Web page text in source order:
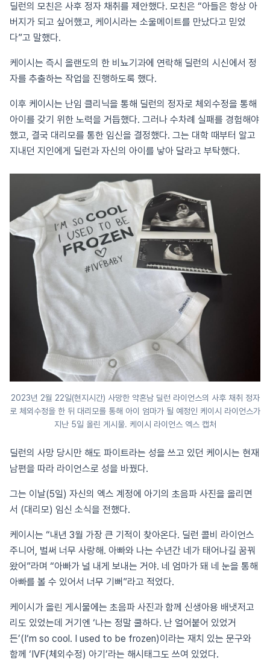
딜런의 모친은 사후 정자 채취를 제안했다. 모친은 “아들은 항상 아
버지가 되고 싶어했고, 케이시라는 소울메이트를 만났다고 믿었
다”고 말했다.
케이시는 즉시 올랜도의 한 비뇨기과에 연락해 딜런의 시신에서 정
자를 추출하는 작업을 진행하도록 했다.
이후 케이시는 난임 클리닉을 통해 딜런의 정자로 체외수정을 통해
아이를 갖기 위한 노력을 거듭했다. 그러나 수차례 실패를 경험해야
했고, 결국 대리모를 통한 임신을 결정했다. 그는 대학 때부터 알고
지내던 지인에게 딜런과 자신의 아이를 낳아 달라고 부탁했다.
2023년 2월 22일(현지시간) 사망한 약혼남 딜런 라이언스의 사후 채취 정자
로 체외수정을 한 뒤 대리모를 통해 아이 엄마가 될 예정인 케이시 라이언스가
지난 5일 올린 게시물. 케이시 라이언스 엑스 캡처
딜런의 사망 당시만 해도 파이트라는 성을 쓰고 있던 케이시는 현재
남편을 따라 라이언스로 성을 바꿨다.
그는 이날(5일) 자신의 엑스 계정에 아기의 초음파 사진을 올리면
서 (대리모) 임신 소식을 전했다.
케이시는 “내년 3월 가장 큰 기적이 찾아온다. 딜런 콜비 라이언스
주니어, 벌써 너무 사랑해. 아빠와 나는 수년간 네가 태어나길 꿈꿔
왔어”라며 “아빠가 널 내게 보내는 거야. 네 엄마가 돼 네 눈을 통해
아빠를 볼 수 있어서 너무 기뻐”라고 적었다.
케이시가 올린 게시물에는 초음파 사진과 함께 신생아용 배냇저고
리도 있었는데 거기엔 ‘나는 정말 쿨하다. 난 얼어붙어 있었거
든’(I‘m so cool. I used to be frozen)이라는 재치 있는 문구와
함께 ‘IVF(체외수정) 아기’라는 해시태그도 쓰여 있었다.